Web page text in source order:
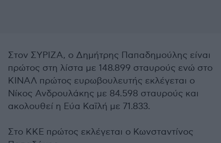
Στον ΣΥΡΙΖΑ, ο Δημήτρης Παπαδημούλης είναι
πρώτος στη λίστα με 148.899 σταυρούς ενώ στο
ΚΙΝΑΛ πρώτος ευρωβουλευτής εκλέγεται ο
Νίκος Ανδρουλάκης με 84.598 σταυρούς και
ακολουθεί η Εύα Καϊλή με 71.833.
Στο ΚΚΕ πρώτος εκλέγεται ο Κωνσταντίνος